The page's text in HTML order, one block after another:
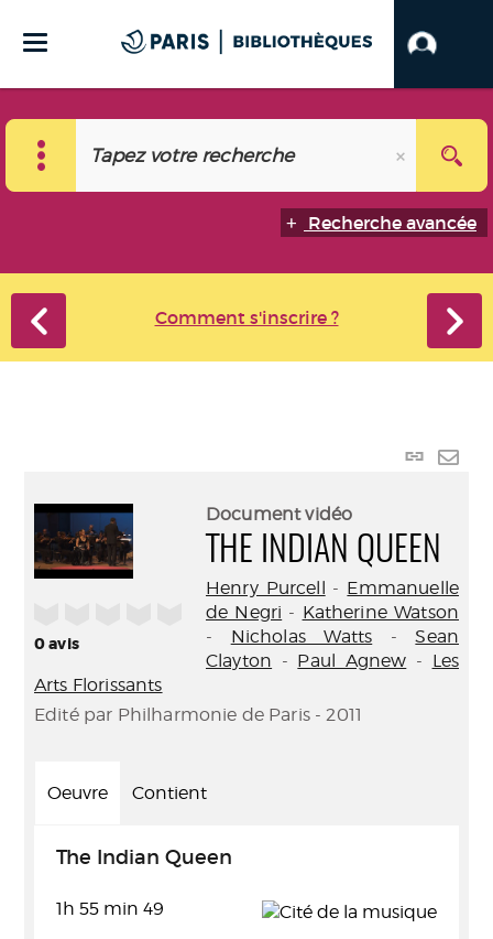
Recherche avancée
Comment s'inscrire ?
Lien
0avis
Document vidéo
THE INDIAN QUEEN
Henry Purcell - Emmanuelle
de Negri - Katherine Watson
- Nicholas Watts -Sean
Clayton - Paul Agnew - Les
Arts Florissants
Edité par Philharmonie de Paris - 2011
Oeuvre Contient
The Indian Queen
1h 55 min 49